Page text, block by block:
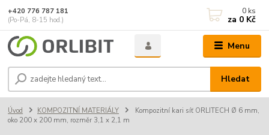
Menu
Hledat
+420 776 787 181
(Po-Pá, 8-15 hod.)
0 ks
za 0 Kč
Úvod KOMPOZITNÍ MATERIÁLY
Kompozitní kari síť ORLITECH Ø 6 mm,
oko 200 x 200 mm, rozměr 3,1 x 2,1 m